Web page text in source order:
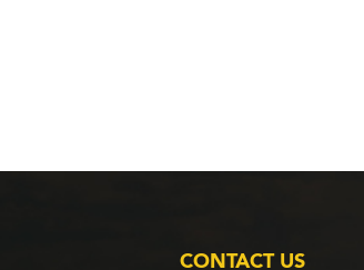
CONTACT US